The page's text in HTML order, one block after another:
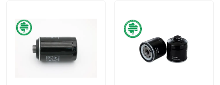
مرشحات هواء محرك السيارات